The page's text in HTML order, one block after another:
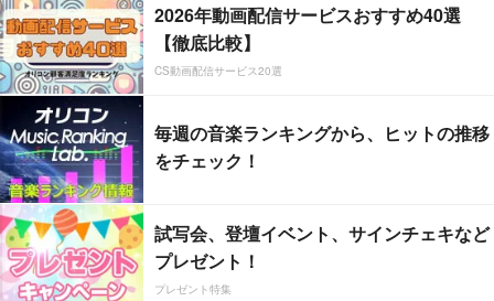
2026年動画配信サービスおすすめ40選
【徹底比較】
CS動画配信サービス20選
毎週の音楽ランキングから、ヒットの推移
をチェック！
試写会、登壇イベント、サインチェキなど
プレゼント！
プレゼント特集